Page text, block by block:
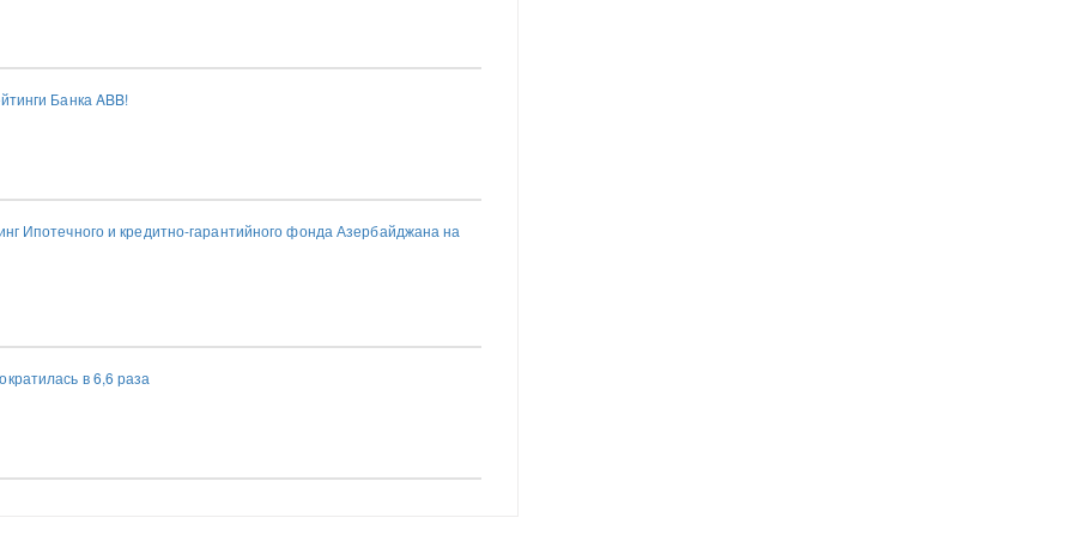
Банка ABB!
Ипотечного и кредитно-гарантийного фонда Азербайджана на
в 6,6 раза